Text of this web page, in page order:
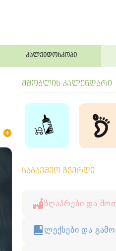
კალეიდოსკოპი
მშობლის კალენდარი
საბავშვო გვერდი
ზღაპრები და
ლექსები და